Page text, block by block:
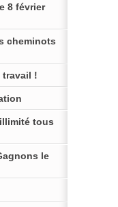
8 février
cheminots
travail !
tous
le